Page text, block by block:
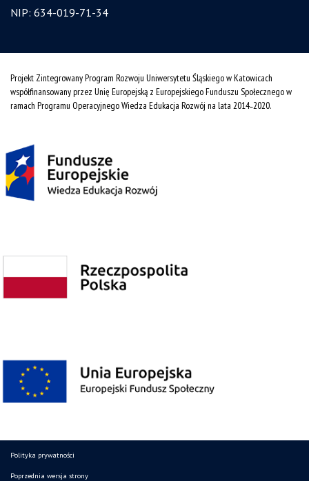
NIP: 634-019-71-34
Projekt Zintegrowany Program Rozwoju Uniwersytetu Śląskiego w Katowicach
współfinansowany przez Unię Europejską z Europejskiego Funduszu Społecznego w
ramach Programu Operacyjnego Wiedza Edukacja Rozwój na lata 2014˗2020.
Polityka prywatności
Poprzednia wersja strony